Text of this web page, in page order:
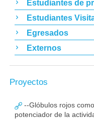
Estudiantes de
Estudiantes
Egresados
Externos
Proyectos
--Glóbulos rojos
potenciador de la